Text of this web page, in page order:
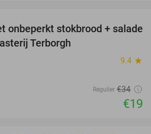
44%
onbeperkt stokbrood + salade
Terborgh
9.4 star
Regulier €34
€19